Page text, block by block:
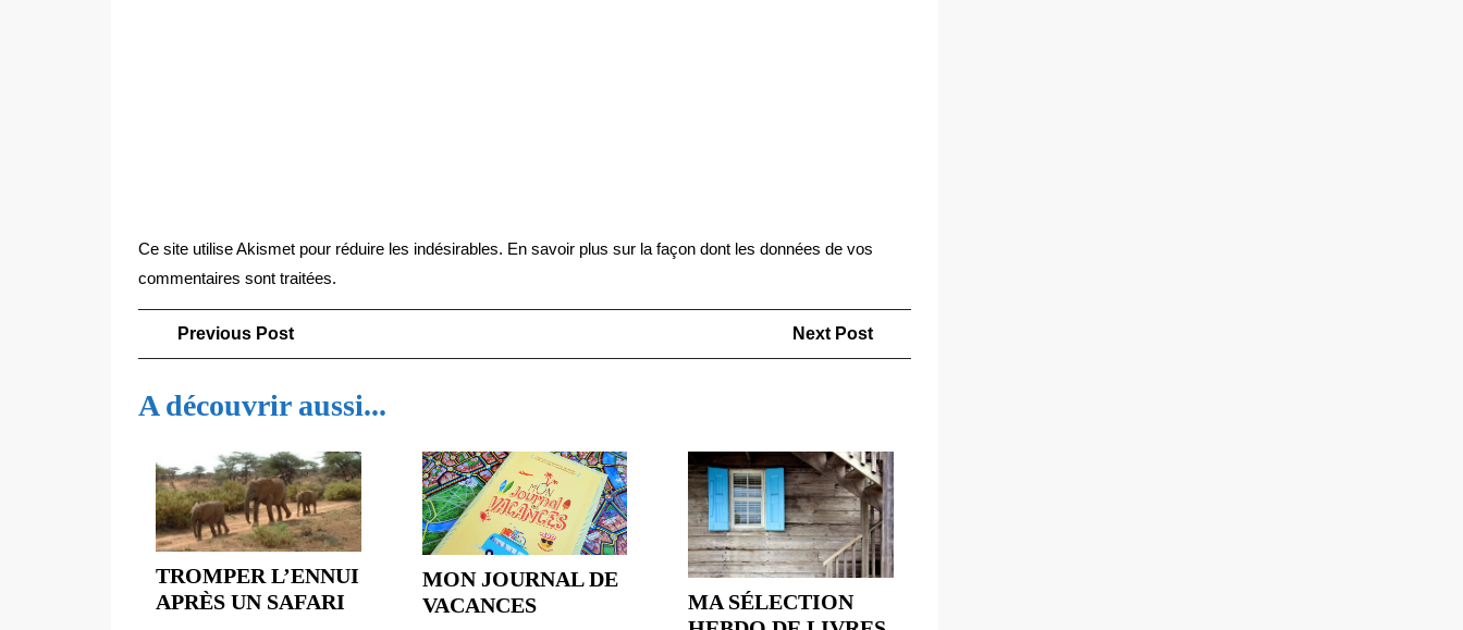
Ce site utilise Akismet pour réduire les indésirables. En savoir plus sur la façon dont les données de vos
commentaires sont traitées.
Navigation
de
l’article
Previous PostPrevious
Post
Next Post
Post
A découvrir aussi...
TROMPER L’ENNUI
APRÈS UN SAFARI TROMPER
MON JOURNAL DE
VACANCESMON
MA SÉLECTION